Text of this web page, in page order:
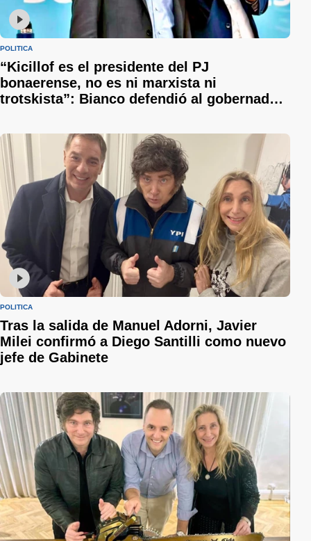
POLÍTICA
“Kicillof es el presidente del PJ
bonaerense, no es ni marxista ni
trotskista”: Bianco defendió al gobernador
POLÍTICA
Tras la salida de Manuel Adorni, Javier
Milei confirmó a Diego Santilli como nuevo
jefe de Gabinete